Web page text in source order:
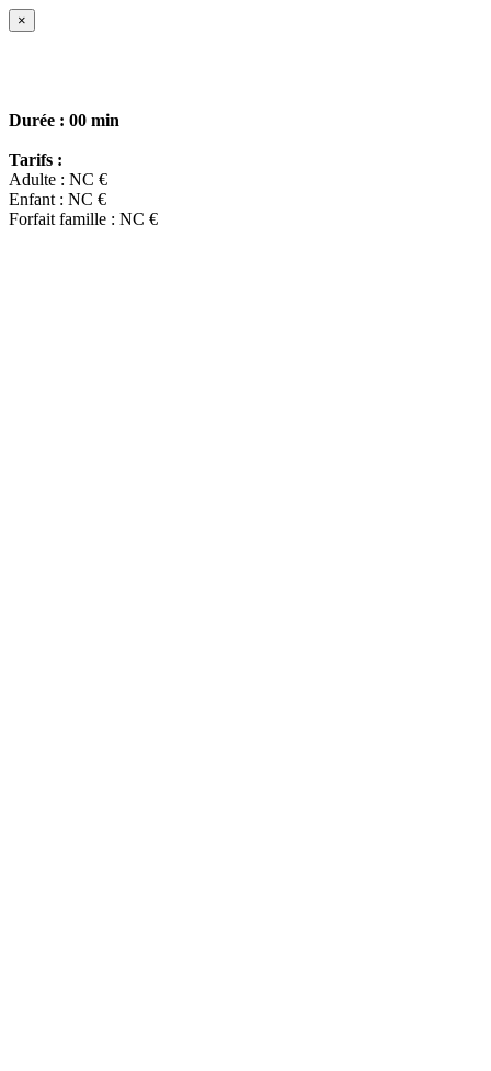
×
Durée : 00 min
Tarifs :
Adulte : NC €
Enfant : NC €
Forfait famille : NC €